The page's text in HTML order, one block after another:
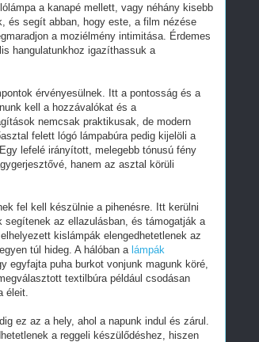
a kanapé mellett, vagy néhány kisebb
és segít abban, hogy este, a film nézése
a moziélmény intimitása. Érdemes
hangulatunkhoz igazíthassuk a
érvényesülnek. Itt a pontosság és a
kell a hozzávalókat és a
nemcsak praktikusak, de modern
felett lógó lámpabúra pedig kijelöli a
lefelé irányított, melegebb tónusú fény
hanem az asztal körüli
fel kell készülnie a pihenésre. Itt kerülni
az ellazulásban, és támogatják a
kislámpák elengedhetetlenek az
túl hideg. A hálóban a lámpák
egyfajta puha burkot vonjunk magunk köré,
textilbúra például csodásan
éleit.
ez az a hely, ahol a napunk indul és zárul.
a reggeli készülődéshez, hiszen